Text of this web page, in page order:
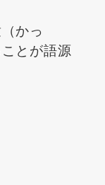
かっ
とが語源